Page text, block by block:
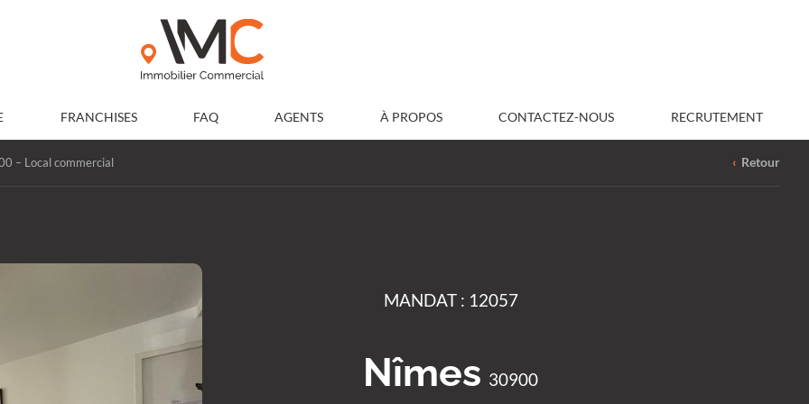
FRANCHISES FAQ AGENTS À PROPOS CONTACTEZ-NOUS RECRUTEMENT
– Local commercial ‹ Retour
MANDAT : 12057
Nîmes 30900